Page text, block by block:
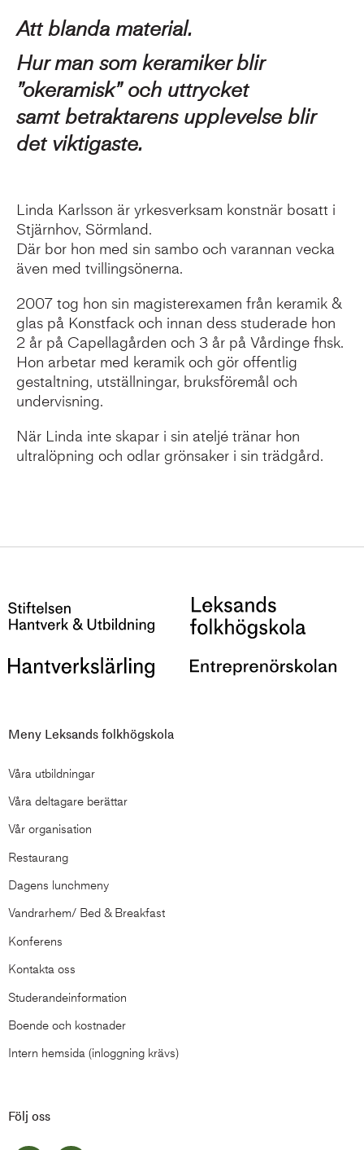
Att blanda material.
Hur man som keramiker blir
”okeramisk” och uttrycket
samt betraktarens upplevelse blir
det viktigaste.
Linda Karlsson är yrkesverksam konstnär bosatt i
Stjärnhov, Sörmland.
Där bor hon med sin sambo och varannan vecka
även med tvillingsönerna.
2007 tog hon sin magisterexamen från keramik &
glas på Konstfack och innan dess studerade hon
2 år på Capellagården och 3 år på Vårdinge fhsk.
Hon arbetar med keramik och gör offentlig
gestaltning, utställningar, bruksföremål och
undervisning.
När Linda inte skapar i sin ateljé tränar hon
ultralöpning och odlar grönsaker i sin trädgård.
Meny Leksands folkhögskola
Våra utbildningar
Våra deltagare berättar
Vår organisation
Restaurang
Dagens lunchmeny
Vandrarhem/ Bed & Breakfast
Konferens
Kontakta oss
Studerandeinformation
Boende och kostnader
Intern hemsida (inloggning krävs)
Följ oss